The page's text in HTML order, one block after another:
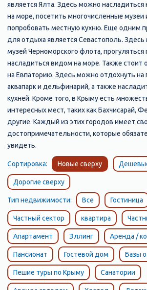
является Ялта. Здесь можно
на море, посетить многочисленные музеи
попробовать местную кухню. Еще одним
для отдыха является Севастополь.
музей Черноморского флота, прогуляться
насладиться видом на море. Также стоит
на Евпаторию. Здесь можно отдохнуть на
аквапарк и дельфинарий, а также
кухней. Кроме того, в Крыму есть
интересных мест, таких как Бахчисарай,
другие. Каждый из этих городов имеет
достопримечательности, которые
увидеть.
Сортировка: Новые сверху
Дорогие сверху
Тип недвижимости: Все Гостиница
Частный сектор квартира
Апартамент Эллинг Аренда /
Пансионат Гостевой дом Базы
Пешие туры по Крыму Санатории